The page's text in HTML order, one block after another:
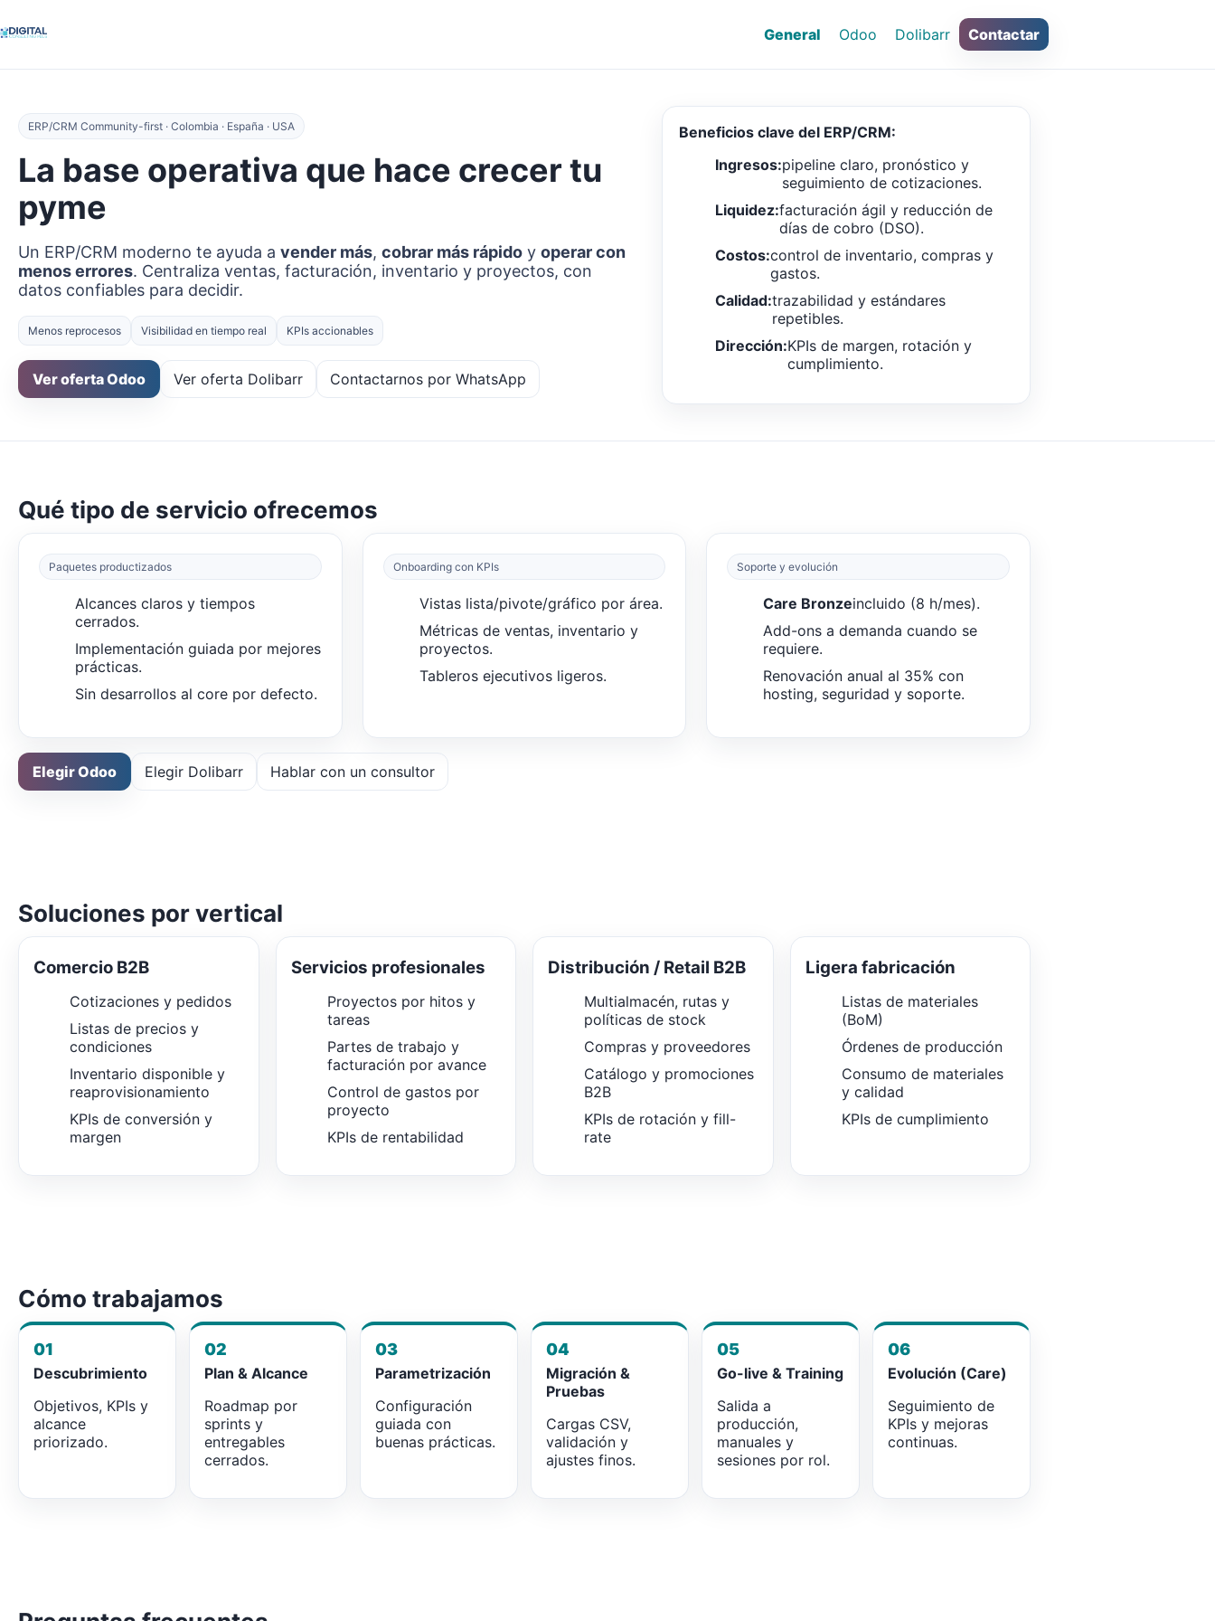
General Odoo Dolibarr Contactar
ERP/CRM Community-first · Colombia · España · USA
La base operativa que hace crecer tu
pyme
Un ERP/CRM moderno te ayuda a vender más, cobrar más rápido y operar con
menos errores. Centraliza ventas, facturación, inventario y proyectos, con
datos confiables para decidir.
Menos reprocesos Visibilidad en tiempo real KPIs accionables
Ver oferta Odoo Ver oferta Dolibarr Contactarnos por WhatsApp
Beneficios clave del ERP/CRM:
Ingresos:pipeline claro, pronóstico y
seguimiento de cotizaciones.
Liquidez:facturación ágil y reducción de
días de cobro (DSO).
Costos:control de inventario, compras y
gastos.
Calidad:trazabilidad y estándares
repetibles.
Dirección:KPIs de margen, rotación y
cumplimiento.
Qué tipo de servicio ofrecemos
Paquetes productizados
Alcances claros y tiempos
cerrados.
Implementación guiada por mejores
prácticas.
Sin desarrollos al core por defecto.
Onboarding con KPIs
Vistas lista/pivote/gráfico por área.
Métricas de ventas, inventario y
proyectos.
Tableros ejecutivos ligeros.
Soporte y evolución
Care Bronzeincluido (8 h/mes).
Add-ons a demanda cuando se
requiere.
Renovación anual al 35% con
hosting, seguridad y soporte.
Elegir Odoo Elegir Dolibarr Hablar con un consultor
Soluciones por vertical
Comercio B2B
Cotizaciones y pedidos
Listas de precios y
condiciones
Inventario disponible y
reaprovisionamiento
KPIs de conversión y
margen
Servicios profesionales
Proyectos por hitos y
tareas
Partes de trabajo y
facturación por avance
Control de gastos por
proyecto
KPIs de rentabilidad
Distribución / Retail B2B
Multialmacén, rutas y
políticas de stock
Compras y proveedores
Catálogo y promociones
B2B
KPIs de rotación y fill-
rate
Ligera fabricación
Listas de materiales
(BoM)
Órdenes de producción
Consumo de materiales
y calidad
KPIs de cumplimiento
Cómo trabajamos
01
Descubrimiento
Objetivos, KPIs y
alcance
priorizado.
02
Plan & Alcance
Roadmap por
sprints y
entregables
cerrados.
03
Parametrización
Configuración
guiada con
buenas prácticas.
04
Migración &
Pruebas
Cargas CSV,
validación y
ajustes finos.
05
Go-live & Training
Salida a
producción,
manuales y
sesiones por rol.
06
Evolución (Care)
Seguimiento de
KPIs y mejoras
continuas.